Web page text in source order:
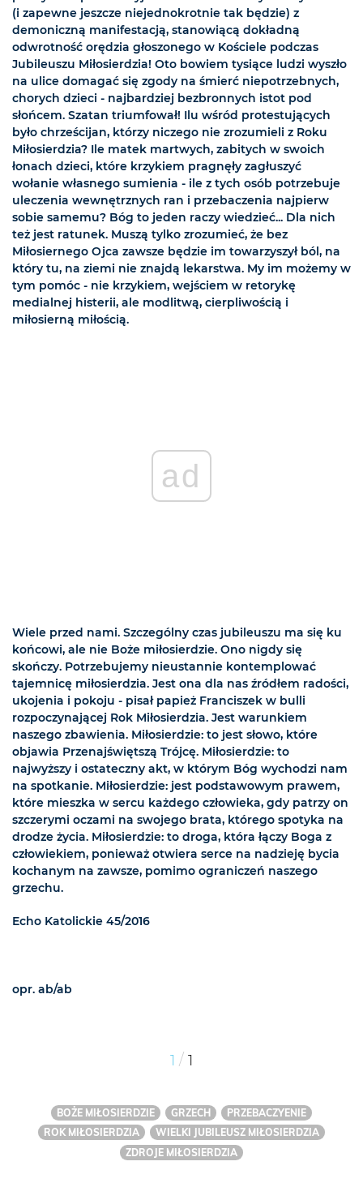
(i zapewne jeszcze niejednokrotnie tak będzie) z
demoniczną manifestacją, stanowiącą dokładną
odwrotność orędzia głoszonego w Kościele podczas
Jubileuszu Miłosierdzia! Oto bowiem tysiące ludzi wyszło
na ulice domagać się zgody na śmierć niepotrzebnych,
chorych dzieci - najbardziej bezbronnych istot pod
słońcem. Szatan triumfował! Ilu wśród protestujących
było chrześcijan, którzy niczego nie zrozumieli z Roku
Miłosierdzia? Ile matek martwych, zabitych w swoich
łonach dzieci, które krzykiem pragnęły zagłuszyć
wołanie własnego sumienia - ile z tych osób potrzebuje
uleczenia wewnętrznych ran i przebaczenia najpierw
sobie samemu? Bóg to jeden raczy wiedzieć... Dla nich
też jest ratunek. Muszą tylko zrozumieć, że bez
Miłosiernego Ojca zawsze będzie im towarzyszył ból, na
który tu, na ziemi nie znajdą lekarstwa. My im możemy w
tym pomóc - nie krzykiem, wejściem w retorykę
medialnej histerii, ale modlitwą, cierpliwością i
miłosierną miłością.
ad
Wiele przed nami. Szczególny czas jubileuszu ma się ku
końcowi, ale nie Boże miłosierdzie. Ono nigdy się
skończy. Potrzebujemy nieustannie kontemplować
tajemnicę miłosierdzia. Jest ona dla nas źródłem radości,
ukojenia i pokoju - pisał papież Franciszek w bulli
rozpoczynającej Rok Miłosierdzia. Jest warunkiem
naszego zbawienia. Miłosierdzie: to jest słowo, które
objawia Przenajświętszą Trójcę. Miłosierdzie: to
najwyższy i ostateczny akt, w którym Bóg wychodzi nam
na spotkanie. Miłosierdzie: jest podstawowym prawem,
które mieszka w sercu każdego człowieka, gdy patrzy on
szczerymi oczami na swojego brata, którego spotyka na
drodze życia. Miłosierdzie: to droga, która łączy Boga z
człowiekiem, ponieważ otwiera serce na nadzieję bycia
kochanym na zawsze, pomimo ograniczeń naszego
grzechu.
Echo Katolickie 45/2016
opr. ab/ab
1 / 1
BOŻE MIŁOSIERDZIE GRZECH
PRZEBACZYENIE
ROK MIŁOSIERDZIA
WIELKI JUBILEUSZ MIŁOSIERDZIA
ZDROJE MIŁOSIERDZIA